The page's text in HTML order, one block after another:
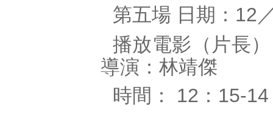
第五場 日期： 12
播放電影（片長
導演：林靖傑
時間：
12 ： 15-14